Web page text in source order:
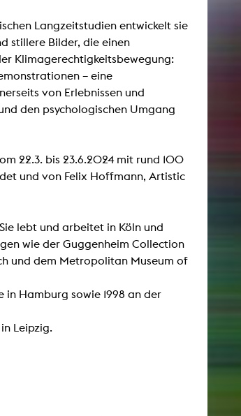
Langzeitstudien entwickelt sie
stillere Bilder, die einen
Klimagerechtigkeitsbewegung:
– eine
von Erlebnissen und
den psychologischen Umgang
22.3. bis 23.6.2024 mit rund 100
und von Felix Hoffmann, Artistic
lebt und arbeitet in Köln und
wie der Guggenheim Collection
und dem Metropolitan Museum of
Hamburg sowie 1998 an der
Leipzig.
area
releases
downloads
staff on the way